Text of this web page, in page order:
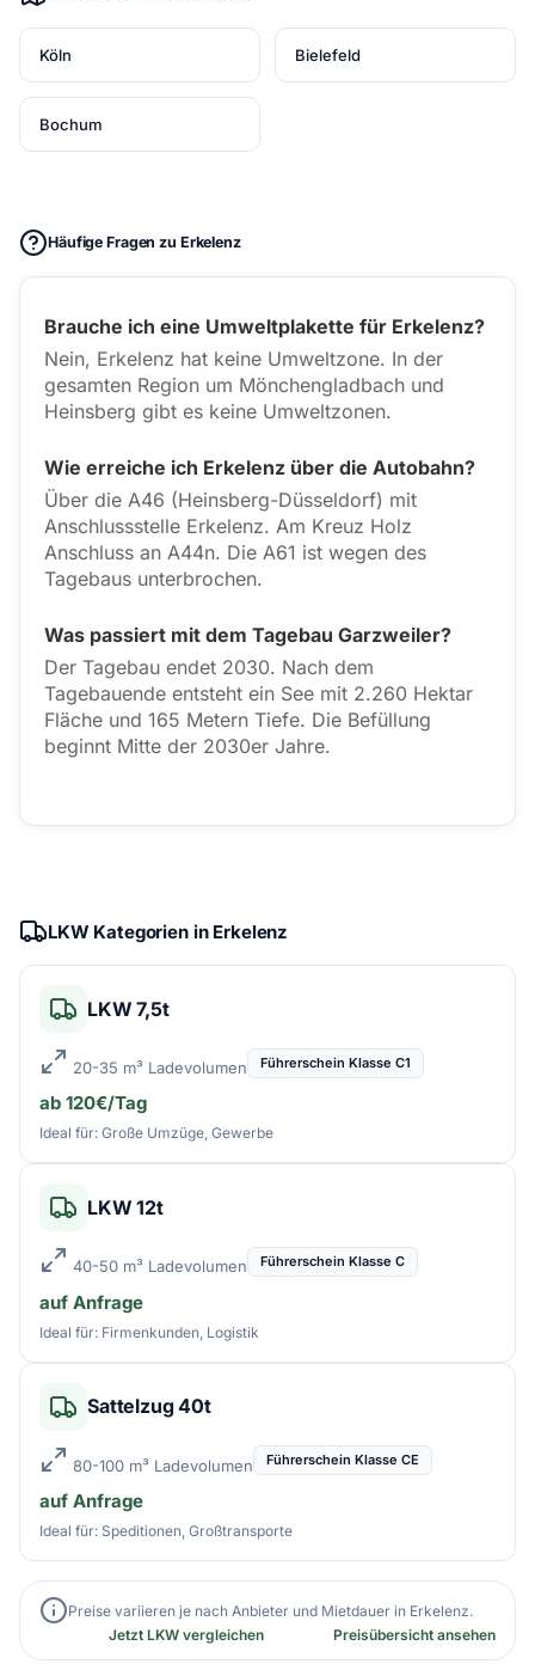
Köln Bielefeld
Bochum
Häufige Fragen zu Erkelenz
Brauche ich eine Umweltplakette für Erkelenz?
Nein, Erkelenz hat keine Umweltzone. In der
gesamten Region um Mönchengladbach und
Heinsberg gibt es keine Umweltzonen.
Wie erreiche ich Erkelenz über die Autobahn?
Über die A46 (Heinsberg-Düsseldorf) mit
Anschlussstelle Erkelenz. Am Kreuz Holz
Anschluss an A44n. Die A61 ist wegen des
Tagebaus unterbrochen.
Was passiert mit dem Tagebau Garzweiler?
Der Tagebau endet 2030. Nach dem
Tagebauende entsteht ein See mit 2.260 Hektar
Fläche und 165 Metern Tiefe. Die Befüllung
beginnt Mitte der 2030er Jahre.
LKW Kategorien in Erkelenz
LKW 7,5t
20-35 m³ Ladevolumen Führerschein Klasse C1
ab 120€/Tag
Ideal für: Große Umzüge, Gewerbe
LKW 12t
40-50 m³ Ladevolumen Führerschein Klasse C
auf Anfrage
Ideal für: Firmenkunden, Logistik
Sattelzug 40t
80-100 m³ Ladevolumen Führerschein Klasse CE
auf Anfrage
Ideal für: Speditionen, Großtransporte
Preise variieren je nach Anbieter und Mietdauer in Erkelenz.
Jetzt LKW vergleichen
Preisübersicht ansehen